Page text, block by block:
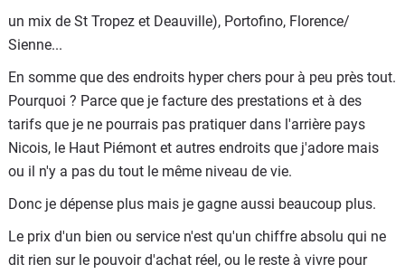
un mix de St Tropez et Deauville), Portofino, Florence/
Sienne...
En somme que des endroits hyper chers pour à peu près tout.
Pourquoi ? Parce que je facture des prestations et à des
tarifs que je ne pourrais pas pratiquer dans l'arrière pays
Nicois, le Haut Piémont et autres endroits que j'adore mais
ou il n'y a pas du tout le même niveau de vie.
Donc je dépense plus mais je gagne aussi beaucoup plus.
Le prix d'un bien ou service n'est qu'un chiffre absolu qui ne
dit rien sur le pouvoir d'achat réel, ou le reste à vivre pour